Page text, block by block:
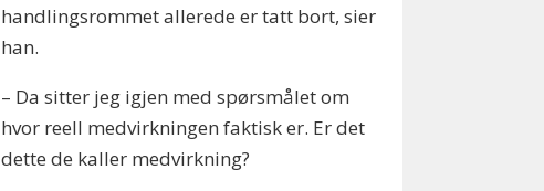
handlingsrommet allerede er tatt bort, sier
han.
– Da sitter jeg igjen med spørsmålet om
hvor reell medvirkningen faktisk er. Er det
dette de kaller medvirkning?